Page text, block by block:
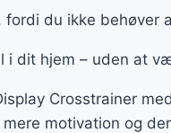
du ikke behøver
i dit hjem – uden at
Crosstrainer
motivation og